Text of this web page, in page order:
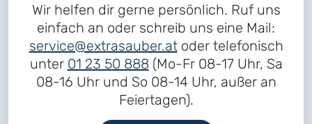
Wir helfen dir gerne persönlich. Ruf uns
einfach an oder schreib uns eine Mail:
service@extrasauber.atoder telefonisch
unter 01 23 50 888 (Mo-Fr 08-17 Uhr, Sa
08-16 Uhr und So 08-14 Uhr, außer an
Feiertagen).